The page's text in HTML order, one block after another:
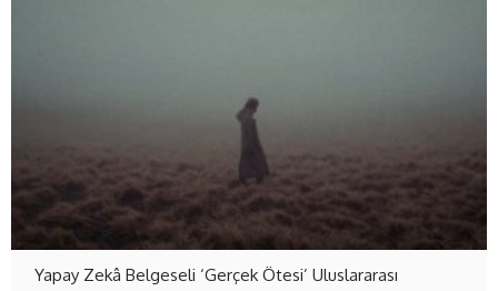
Yapay Zekâ Belgeseli ‘Gerçek Ötesi’ Uluslararası